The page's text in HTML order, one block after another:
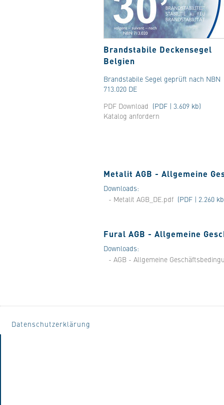
Brandstabile Deckensegel
Belgien
Brandstabile Segel geprüft nach NBN
713.020 DE
PDF Download (PDF | 3.609 kb)
Katalog anfordern
Metalit AGB - Allgemeine
Downloads:
- Metalit AGB_DE.pdf (PDF | 2.260
Fural AGB - Allgemeine
Downloads:
- AGB - Allgemeine
Datenschutzerklärung